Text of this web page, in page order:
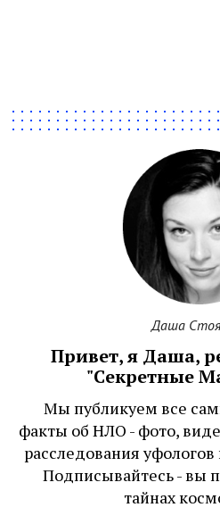
Даша
Привет, я Даша,
"Секретные
Мы публикуем все
факты об НЛО - фото,
расследования
Подписывайтесь - вы
тайнах